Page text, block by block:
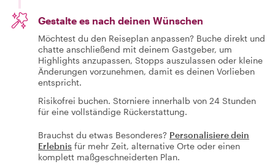
Gestalte es nach deinen Wünschen
Möchtest du den Reiseplan anpassen? Buche direkt und
chatte anschließend mit deinem Gastgeber, um
Highlights anzupassen, Stopps auszulassen oder kleine
Änderungen vorzunehmen, damit es deinen Vorlieben
entspricht.
Risikofrei buchen. Storniere innerhalb von 24 Stunden
für eine vollständige Rückerstattung.
Brauchst du etwas Besonderes? Personalisiere dein
Erlebnis für mehr Zeit, alternative Orte oder einen
komplett maßgeschneiderten Plan.